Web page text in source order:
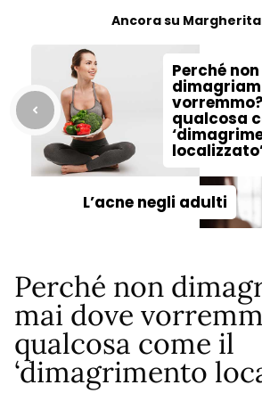
Ancora su
Perché non
qualcosa
L’acne negli adulti
Perché non
mai dove
qualcosa come il
‘dimagrimento